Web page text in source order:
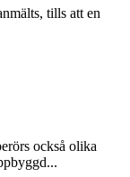
tills att en
också olika